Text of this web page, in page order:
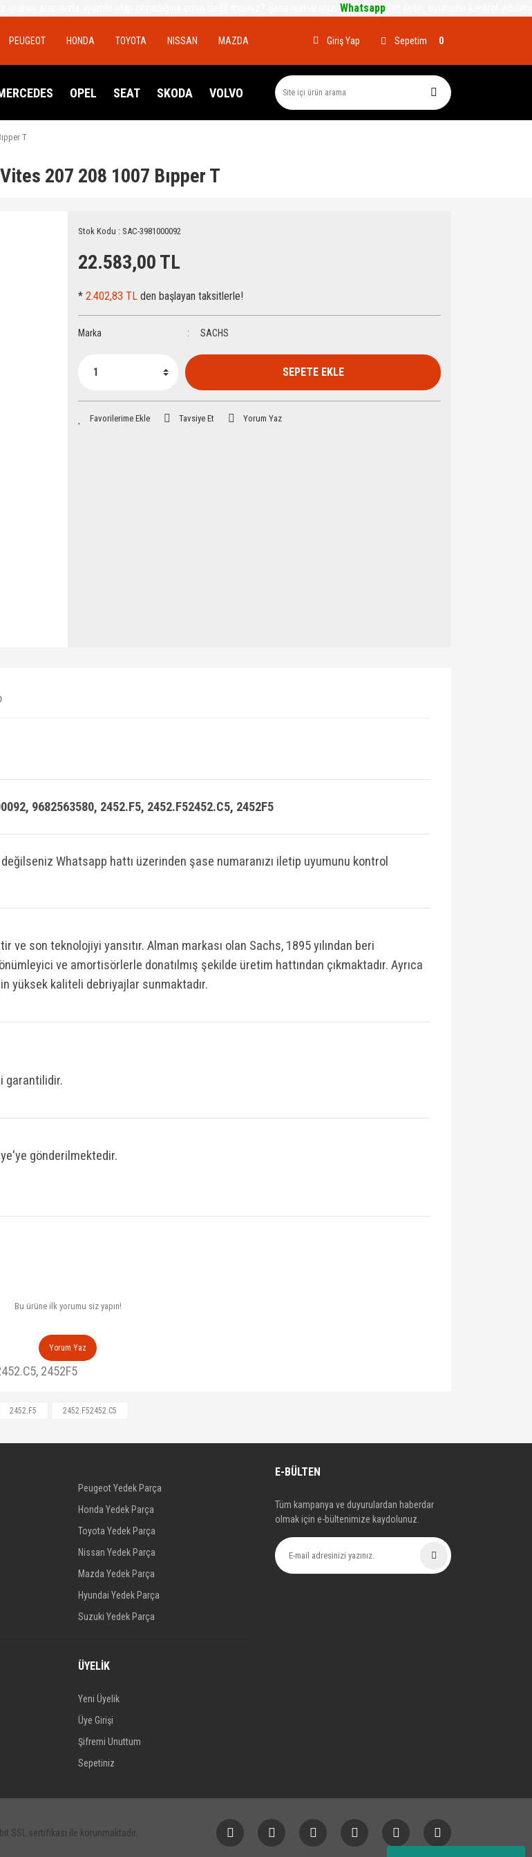
Whatsapp
PEUGEOT HONDA TOYOTA NISSAN MAZDA Giriş Yap Sepetim 0
OPEL SEAT SKODA VOLVO
T
207 208 1007 Bıpper T
Stok Kodu : SAC-3981000092
22.583,00 TL
* 2.402,83 TL den başlayan taksitlerle!
Marka SACHS
SEPETE EKLE
Tavsiye Et Yorum Yaz
9682563580, 2452.F5, 2452.F52452.C5, 2452F5
Whatsapp hattı üzerinden şase numaranızı iletip uyumunu kontrol
son teknolojiyi yansıtır. Alman markası olan Sachs, 1895 yılından beri
ve amortisörlerle donatılmış şekilde üretim hattından çıkmaktadır. Ayrıca
yüksek kaliteli debriyajlar sunmaktadır.
garantilidir.
gönderilmektedir.
Bu ürüne ilk yorumu siz yapın!
Yorum Yaz
2452F5
2452.F5 2452.F52452.C5
Peugeot Yedek Parça
Honda Yedek Parça
Toyota Yedek Parça
Nissan Yedek Parça
Mazda Yedek Parça
Hyundai Yedek Parça
Suzuki Yedek Parça
ÜYELİK
Yeni Üyelik
Üye Girişi
Şifremi Unuttum
Sepetiniz
E-BÜLTEN
Tüm kampanya ve duyurulardan haberdar
olmak için e-bültenimize kaydolunuz.
SSL sertifikası ile korunmaktadır.